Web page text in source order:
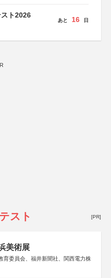
ト2026
あと 16 日
スト [PR]
美術展
育委員会、福井新聞社、関西電力株